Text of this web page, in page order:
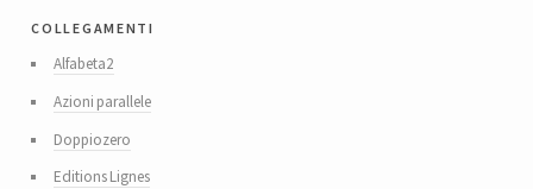
collegamenti
Alfabeta2
Azioni parallele
Doppiozero
Editions Lignes